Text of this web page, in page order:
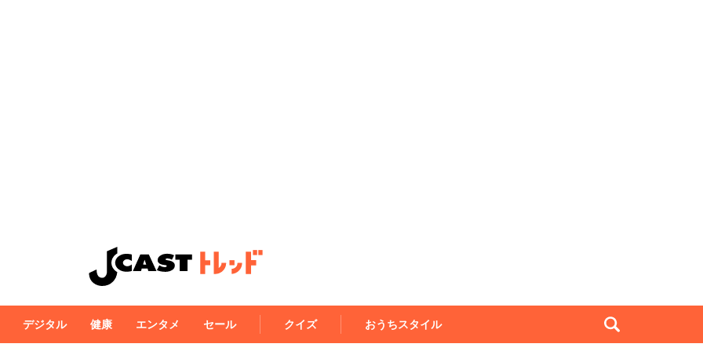
デジタル 健康 エンタメ セール クイズ おうちスタイル